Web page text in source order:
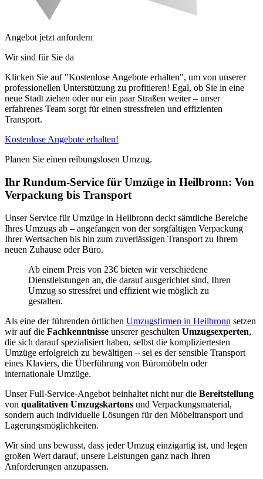
Angebot jetzt anfordern
Wir sind für Sie da
Klicken Sie auf "Kostenlose Angebote erhalten", um von unserer
professionellen Unterstützung zu profitieren! Egal, ob Sie in eine
neue Stadt ziehen oder nur ein paar Straßen weiter – unser
erfahrenes Team sorgt für einen stressfreien und effizienten
Transport.
Kostenlose Angebote erhalten!
Planen Sie einen reibungslosen Umzug.
Ihr Rundum-Service für Umzüge in Heilbronn: Von
Verpackung bis Transport
Unser Service für Umzüge in Heilbronn deckt sämtliche Bereiche
Ihres Umzugs ab – angefangen von der sorgfältigen Verpackung
Ihrer Wertsachen bis hin zum zuverlässigen Transport zu Ihrem
neuen Zuhause oder Büro.
Ab einem Preis von 23€ bieten wir verschiedene
Dienstleistungen an, die darauf ausgerichtet sind, Ihren
Umzug so stressfrei und effizient wie möglich zu
gestalten.
Als eine der führenden örtlichen Umzugsfirmen in Heilbronn setzen
wir auf die Fachkenntnisse unserer geschulten Umzugsexperten,
die sich darauf spezialisiert haben, selbst die kompliziertesten
Umzüge erfolgreich zu bewältigen – sei es der sensible Transport
eines Klaviers, die Überführung von Büromöbeln oder
internationale Umzüge.
Unser Full-Service-Angebot beinhaltet nicht nur die Bereitstellung
von qualitativen Umzugskartons und Verpackungsmaterial,
sondern auch individuelle Lösungen für den Möbeltransport und
Lagerungsmöglichkeiten.
Wir sind uns bewusst, dass jeder Umzug einzigartig ist, und legen
großen Wert darauf, unsere Leistungen ganz nach Ihren
Anforderungen anzupassen.